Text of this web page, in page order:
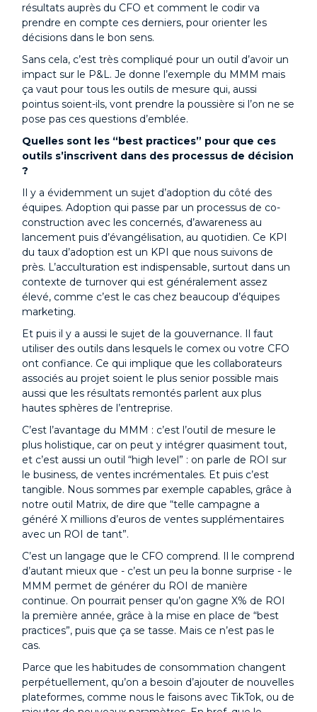
résultats auprès du CFO et comment le codir va
prendre en compte ces derniers, pour orienter les
décisions dans le bon sens.
Sans cela, c’est très compliqué pour un outil d’avoir un
impact sur le P&L. Je donne l’exemple du MMM mais
ça vaut pour tous les outils de mesure qui, aussi
pointus soient-ils, vont prendre la poussière si l’on ne se
pose pas ces questions d’emblée.
Quelles sont les “best practices” pour que ces
outils s’inscrivent dans des processus de décision
?
Il y a évidemment un sujet d’adoption du côté des
équipes. Adoption qui passe par un processus de co-
construction avec les concernés, d’awareness au
lancement puis d’évangélisation, au quotidien. Ce KPI
du taux d’adoption est un KPI que nous suivons de
près. L’acculturation est indispensable, surtout dans un
contexte de turnover qui est généralement assez
élevé, comme c’est le cas chez beaucoup d’équipes
marketing.
Et puis il y a aussi le sujet de la gouvernance. Il faut
utiliser des outils dans lesquels le comex ou votre CFO
ont confiance. Ce qui implique que les collaborateurs
associés au projet soient le plus senior possible mais
aussi que les résultats remontés parlent aux plus
hautes sphères de l’entreprise.
C’est l’avantage du MMM : c’est l’outil de mesure le
plus holistique, car on peut y intégrer quasiment tout,
et c’est aussi un outil “high level” : on parle de ROI sur
le business, de ventes incrémentales. Et puis c’est
tangible. Nous sommes par exemple capables, grâce à
notre outil Matrix, de dire que “telle campagne a
généré X millions d’euros de ventes supplémentaires
avec un ROI de tant”.
C’est un langage que le CFO comprend. Il le comprend
d’autant mieux que - c’est un peu la bonne surprise - le
MMM permet de générer du ROI de manière
continue. On pourrait penser qu’on gagne X% de ROI
la première année, grâce à la mise en place de “best
practices”, puis que ça se tasse. Mais ce n’est pas le
cas.
Parce que les habitudes de consommation changent
perpétuellement, qu’on a besoin d’ajouter de nouvelles
plateformes, comme nous le faisons avec TikTok, ou de